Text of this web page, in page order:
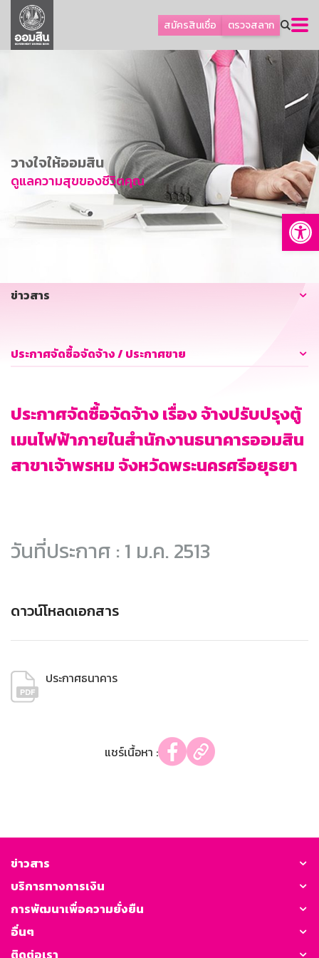
สมัครสินเชื่อ ตรวจสลาก
ลูกค้าธุรกิจ
ลูกค้าผู้ประกอบรายย่อย
การพัฒนาที่ยั่งยืน
ข่าวสาร
บริการทางการเงิน
อื่นๆ
วางใจให้ออมสิน
ดูแลความสุขของชีวิตคุณ
ข่าวสาร
ประกาศจัดซื้อจัดจ้าง / ประกาศขาย
ประกาศจัดซื้อจัดจ้าง เรื่อง จ้างปรับปรุงตู้
เมนไฟฟ้าภายในสำนักงานธนาคารออมสิน
สาขาเจ้าพรหม จังหวัดพระนครศรีอยุธยา
วันที่ประกาศ : 1 ม.ค. 2513
ดาวน์โหลดเอกสาร
ประกาศธนาคาร
แชร์เนื้อหา :
ข่าวสาร
บริการทางการเงิน
การพัฒนาเพื่อความยั่งยืน
อื่นๆ